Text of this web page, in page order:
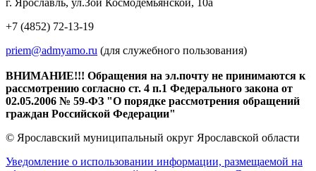
+7 (4852) 72-13-19
priem@admyamo.ru (для служебного пользования)
ВНИМАНИЕ!!! Обращения на эл.почту не принимаются к
рассмотрению согласно ст. 4 п.1 Федерального закона от
02.05.2006 № 59-ФЗ "О порядке рассмотрения обращений
граждан Российской Федерации"
© Ярославский муниципальный округ Ярославской области
Уведомление о использовании информации, размещаемой на